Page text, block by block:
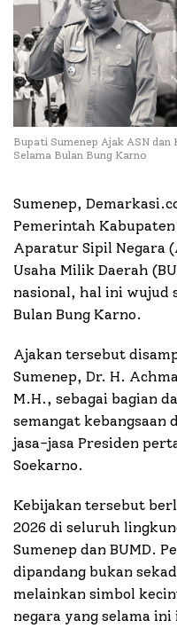
Bupati Sumenep Ajak ASN dan
Selama Bulan Bung Karno
Sumenep,
Pemerintah
Aparatur Sipil Negara
Usaha Milik Daerah
nasional, hal ini wujud
Bulan Bung Karno.
Ajakan tersebut
Sumenep, Dr. H.
M.H., sebagai bagian
semangat kebangsaan
jasa-jasa Presiden
Soekarno.
Kebijakan tersebut
2026 di seluruh
Sumenep dan BUMD.
dipandang bukan
melainkan simbol
negara yang selama